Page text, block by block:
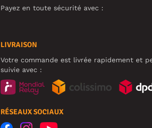
Payez en toute sécurité avec :
LIVRAISON
Votre commande est livrée rapidement et
suivie avec :
RÉSEAUX SOCIAUX